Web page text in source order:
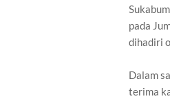
pada
dihadiri
Dalam
terima